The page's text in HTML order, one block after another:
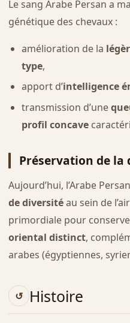
Le sang Arabe Persan a
génétique des chevaux :
amélioration de la
type,
apport d’intelligence
transmission d’une
profil concave
Préservation de
Aujourd’hui, l’Arabe
de diversitéau sein de
primordiale pour
oriental distinct,
arabes (égyptiennes,
Histoire